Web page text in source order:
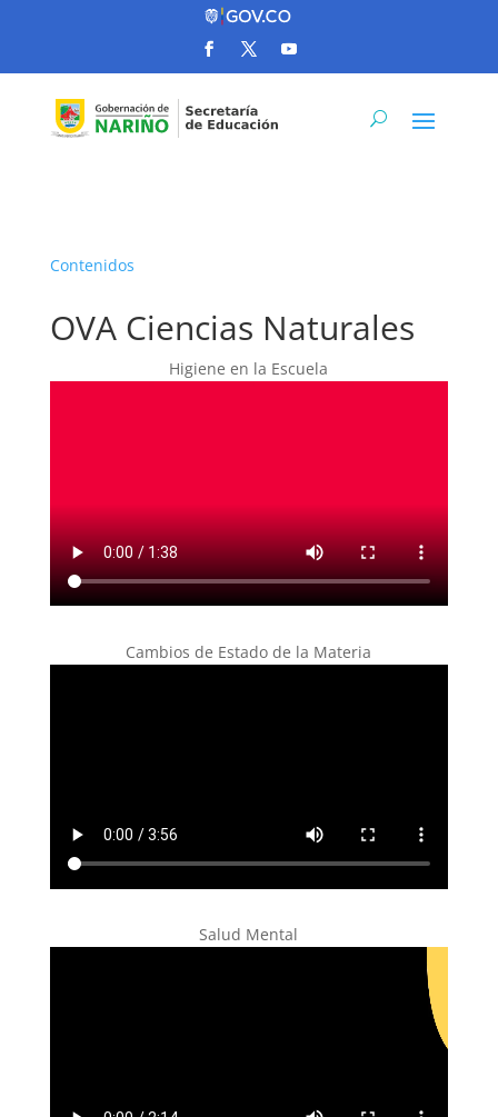
Contenidos
OVA Ciencias Naturales
Higiene en la Escuela
Cambios de Estado de la Materia
Salud Mental